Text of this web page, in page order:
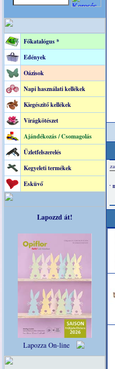
Főkatalógus *
Edények
Oázisok
Napi használati kellékek
Kiegészítő kellékek
Virágkötészet
Ajándékozás / Csomagolás
Üzletfelszerelés
Kegyeleti termékek
Esküvő
Lapozzd át!
Lapozza On-line